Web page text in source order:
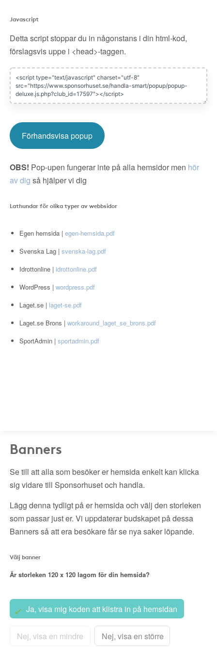
Javascript
Detta script stoppar du in någonstans i din html-kod,
förslagsvis uppe i <head>-taggen.
Förhandsvisa popup
OBS! Pop-upen fungerar inte på alla hemsidor men hör
av dig så hjälper vi dig
Lathundar för olika typer av webbsidor
Egen hemsida | egen-hemsida.pdf
Svenska Lag | svenska-lag.pdf
Idrottonline | idrottonline.pdf
WordPress | wordpress.pdf
Laget.se | laget-se.pdf
Laget.se Brons | workaround_laget_se_brons.pdf
SportAdmin | sportadmin.pdf
Banners
Se till att alla som besöker er hemsida enkelt kan klicka
sig vidare till Sponsorhuset och handla.
Lägg denna tydligt på er hemsida och välj den storleken
som passar just er. Vi uppdaterar budskapet på dessa
Banners så att era besökare får se nya saker löpande.
Välj banner
Är storleken 120 x 120 lagom för din hemsida?
Ja, visa mig koden att klistra in på hemsidan
Nej, visa en mindre Nej, visa en större